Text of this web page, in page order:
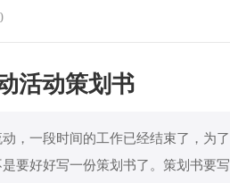
活动策划书
一段时间的工作已经结束了，为了
要好好写一份策划书了。策划书要写